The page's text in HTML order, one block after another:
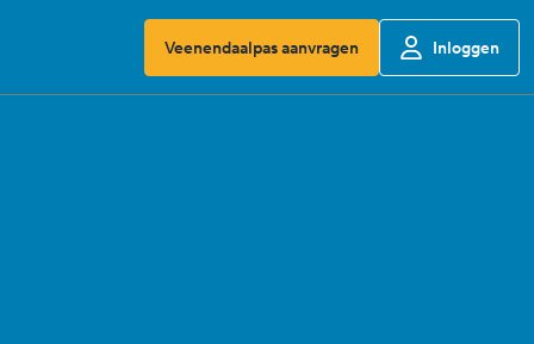
Veenendaalpas aanvragen Inloggen